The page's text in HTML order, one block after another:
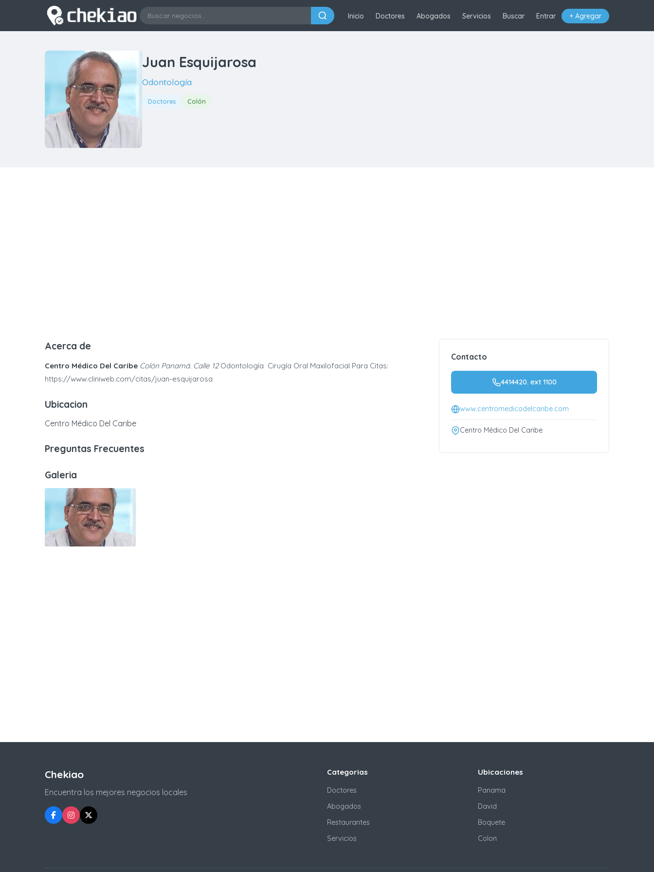
Inicio Doctores Abogados Servicios Buscar Entrar + Agregar
Juan Esquijarosa
Odontología
Doctores Colón
Acerca de
Centro Médico Del Caribe Colón Panamá. Calle 12Odontología Cirugía Oral Maxilofacial Para Citas:
https://www.cliniweb.com/citas/juan-esquijarosa
Ubicacion
Centro Médico Del Caribe
Preguntas Frecuentes
Galeria
Contacto
4414420. ext 1100
www.centromedicodelcaribe.com
Centro Médico Del Caribe
Chekiao
Encuentra los mejores negocios locales
Categorias
Doctores
Abogados
Restaurantes
Servicios
Ubicaciones
Panama
David
Boquete
Colon